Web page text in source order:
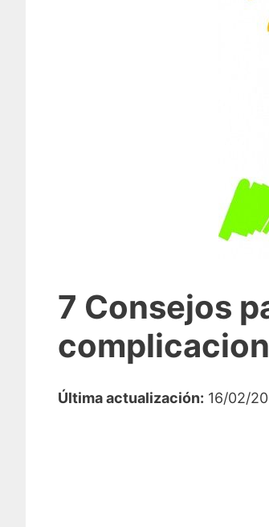
7 Consejos
Última actualización: 16/02/